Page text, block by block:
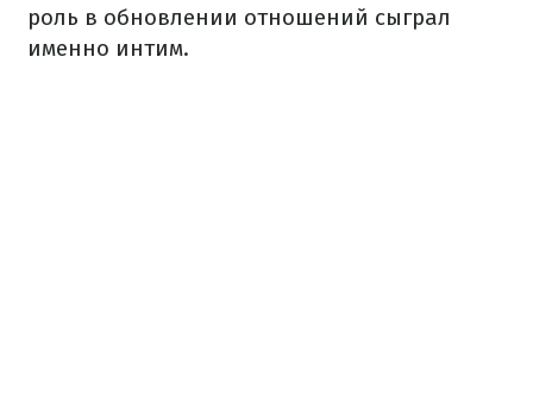
роль в обновлении отношений сыграл
именно интим.